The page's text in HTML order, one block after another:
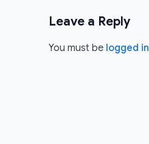
Leave a Reply
You must be logged in